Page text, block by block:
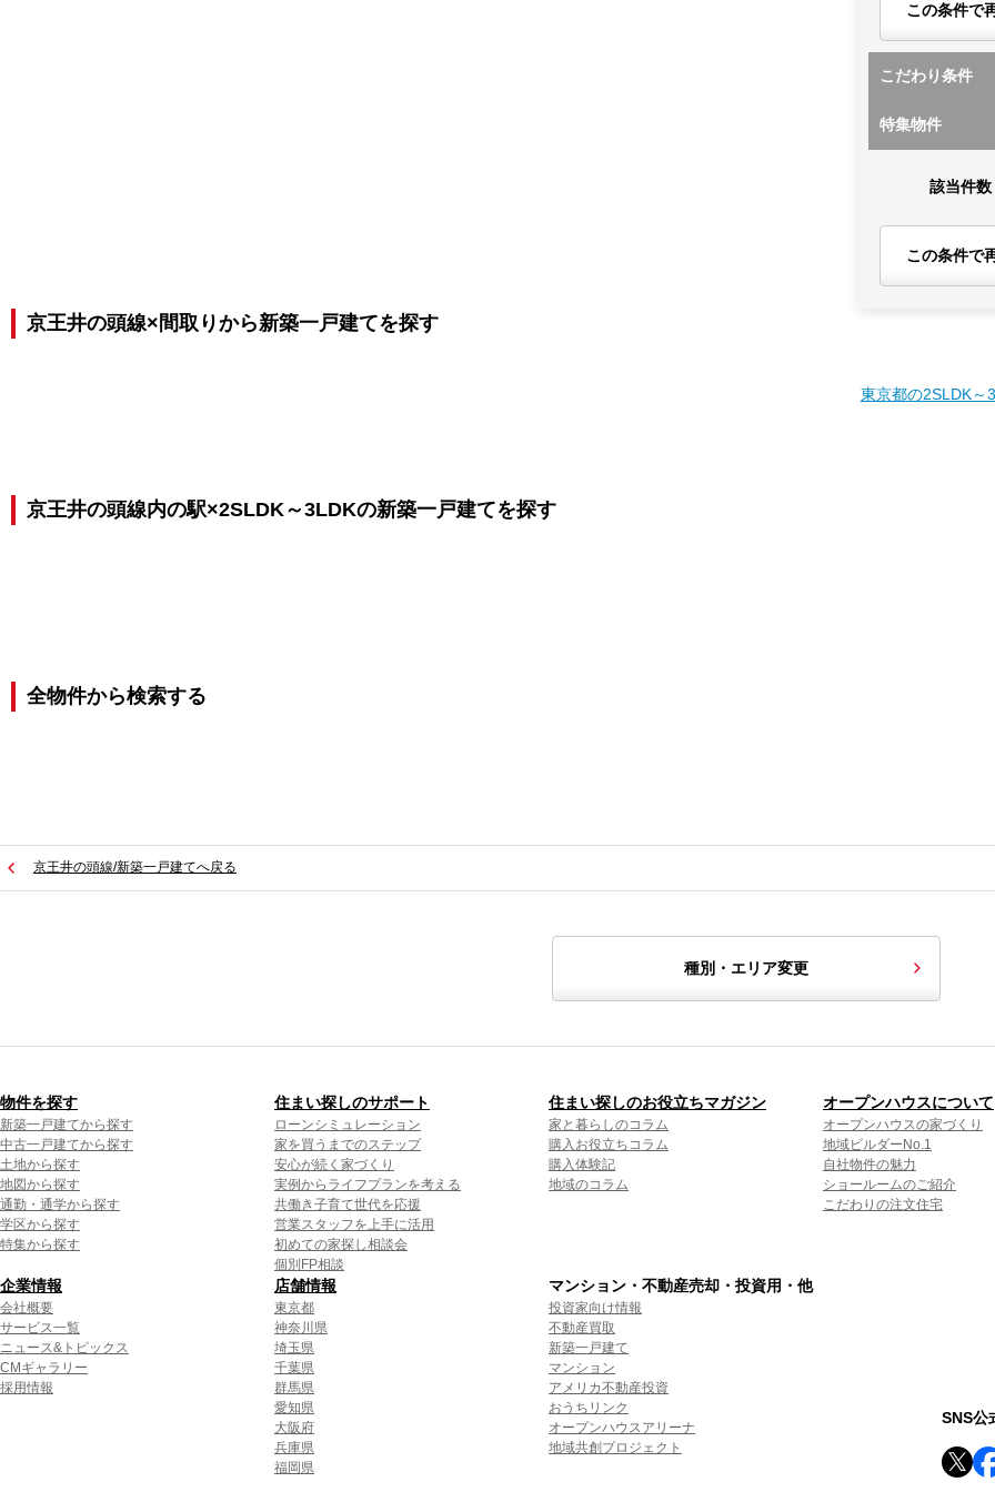
この条件で
こだわり条件
特集物件
該当件数
この条件で
京王井の頭線×間取りから新築一戸建てを探す
東京都の2SLDK～
京王井の頭線内の駅×2SLDK～3LDKの新築一戸建てを探す
全物件から検索する
京王井の頭線/新築一戸建てへ戻る
種別・エリア変更
物件を探す
新築一戸建てから探す
中古一戸建てから探す
土地から探す
地図から探す
通勤・通学から探す
学区から探す
特集から探す
住まい探しのサポート
ローンシミュレーション
家を買うまでのステップ
安心が続く家づくり
実例からライフプランを考える
共働き子育て世代を応援
営業スタッフを上手に活用
初めての家探し相談会
個別FP相談
住まい探しのお役立ちマガジン
家と暮らしのコラム
購入お役立ちコラム
購入体験記
地域のコラム
オープンハウスについて
オープンハウスの家づくり
地域ビルダーNo.1
自社物件の魅力
ショールームのご紹介
こだわりの注文住宅
企業情報
会社概要
サービス一覧
ニュース&トピックス
CMギャラリー
採用情報
店舗情報
東京都
神奈川県
埼玉県
千葉県
群馬県
愛知県
大阪府
兵庫県
福岡県
マンション・不動産売却・投資用・他
投資家向け情報
不動産買取
新築一戸建て
マンション
アメリカ不動産投資
おうちリンク
オープンハウスアリーナ
地域共創プロジェクト
SNS公